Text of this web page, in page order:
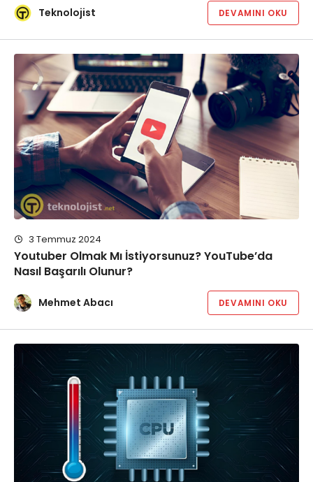
Teknolojist DEVAMINI OKU
3 Temmuz 2024
Youtuber Olmak Mı İstiyorsunuz? YouTube’da
Nasıl Başarılı Olunur?
Mehmet Abacı DEVAMINI OKU